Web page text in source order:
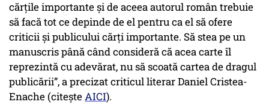
cărțile importante și de aceea autorul român trebuie
să facă tot ce depinde de el pentru ca el să ofere
criticii și publicului cărți importante. Să stea pe un
manuscris până când consideră că acea carte îl
reprezintă cu adevărat, nu să scoată cartea de dragul
publicării”, a precizat criticul literar Daniel Cristea-
Enache (citeșteAICI).